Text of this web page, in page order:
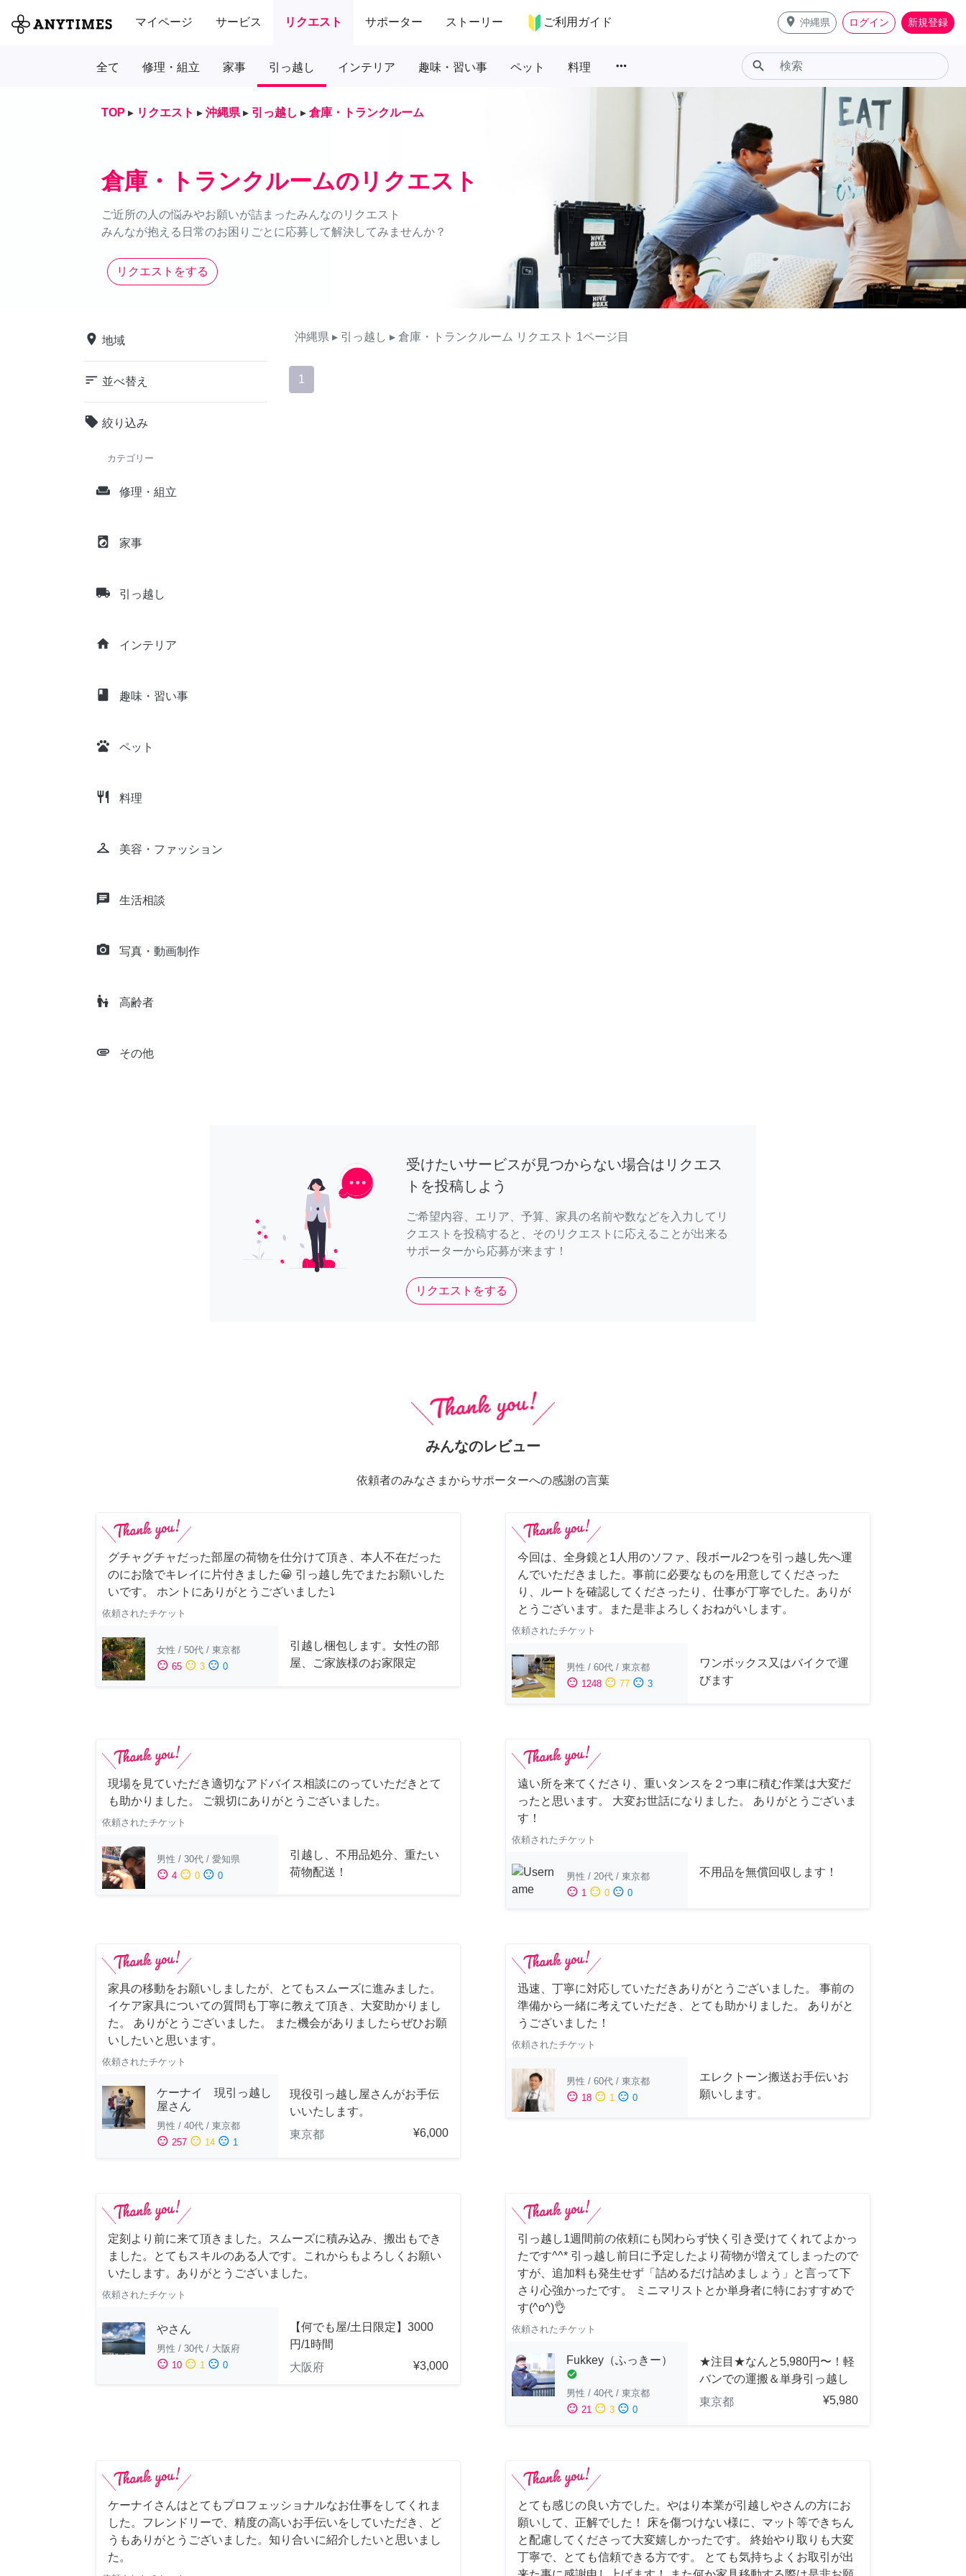
マイページ サービス リクエスト サポーター ストーリー ご利用ガイド place 沖縄県 ログイン 新規登録
全て 修理・組立 家事 引っ越し インテリア 趣味・習い事 ペット 料理 more_horiz search
TOP ▸ リクエスト ▸ 沖縄県 ▸ 引っ越し ▸ 倉庫・トランクルーム
倉庫・トランクルームのリクエスト
ご近所の人の悩みやお願いが詰まったみんなのリクエスト
みんなが抱える日常のお困りごとに応募して解決してみませんか？
リクエストをする
place 地域
sort 並べ替え
local_offer 絞り込み
カテゴリー
weekend 修理・組立
local_laundry_service 家事
local_shipping 引っ越し
home インテリア
class 趣味・習い事
pets ペット
restaurant 料理
checkroom 美容・ファッション
chat 生活相談
camera_alt 写真・動画制作
escalator_warning 高齢者
attachment その他
沖縄県 ▸ 引っ越し ▸ 倉庫・トランクルーム リクエスト 1ページ目
1
受けたいサービスが見つからない場合はリクエス
トを投稿しよう
ご希望内容、エリア、予算、家具の名前や数などを入力してリ
クエストを投稿すると、そのリクエストに応えることが出来る
サポーターから応募が来ます！
リクエストをする
みんなのレビュー
依頼者のみなさまからサポーターへの感謝の言葉
グチャグチャだった部屋の荷物を仕分けて頂き、本人不在だった
のにお陰でキレイに片付きました😀 引っ越し先でまたお願いした
いです。 ホントにありがとうございました⤵
依頼されたチケット
女性 / 50代 / 東京都
sentiment_satisfied 65 sentiment_neutral 3 sentiment_dissatisfied 0
引越し梱包します。女性の部
屋、ご家族様のお家限定
今回は、全身鏡と1人用のソファ、段ボール2つを引っ越し先へ運
んでいただきました。事前に必要なものを用意してくださった
り、ルートを確認してくださったり、仕事が丁寧でした。ありが
とうございます。また是非よろしくおねがいします。
依頼されたチケット
男性 / 60代 / 東京都
sentiment_satisfied 1248 sentiment_neutral 77 sentiment_dissatisfied 3
ワンボックス又はバイクで運
びます
現場を見ていただき適切なアドバイス相談にのっていただきとて
も助かりました。 ご親切にありがとうございました。
依頼されたチケット
男性 / 30代 / 愛知県
sentiment_satisfied 4 sentiment_neutral 0 sentiment_dissatisfied 0
引越し、不用品処分、重たい
荷物配送！
遠い所を来てくださり、重いタンスを２つ車に積む作業は大変だ
ったと思います。 大変お世話になりました。 ありがとうございま
す！
依頼されたチケット
男性 / 20代 / 東京都
sentiment_satisfied 1 sentiment_neutral 0 sentiment_dissatisfied 0
不用品を無償回収します！
家具の移動をお願いしましたが、とてもスムーズに進みました。
イケア家具についての質問も丁寧に教えて頂き、大変助かりまし
た。 ありがとうございました。 また機会がありましたらぜひお願
いしたいと思います。
依頼されたチケット
ケーナイ 現引っ越し
屋さん
男性 / 40代 / 東京都
sentiment_satisfied 257 sentiment_neutral 14 sentiment_dissatisfied 1
現役引っ越し屋さんがお手伝
いいたします。
東京都
¥6,000
迅速、丁寧に対応していただきありがとうございました。 事前の
準備から一緒に考えていただき、とても助かりました。 ありがと
うございました！
依頼されたチケット
男性 / 60代 / 東京都
sentiment_satisfied 18 sentiment_neutral 1 sentiment_dissatisfied 0
エレクトーン搬送お手伝いお
願いします。
定刻より前に来て頂きました。スムーズに積み込み、搬出もでき
ました。とてもスキルのある人です。これからもよろしくお願い
いたします。ありがとうございました。
依頼されたチケット
やさん
男性 / 30代 / 大阪府
sentiment_satisfied 10 sentiment_neutral 1 sentiment_dissatisfied 0
【何でも屋/土日限定】3000
円/1時間
大阪府
¥3,000
引っ越し1週間前の依頼にも関わらず快く引き受けてくれてよかっ
たです^^* 引っ越し前日に予定したより荷物が増えてしまったので
すが、追加料も発生せず「詰めるだけ詰めましょう」と言って下
さり心強かったです。 ミニマリストとか単身者に特におすすめで
す(^o^)👌
依頼されたチケット
Fukkey（ふっきー）
check_circle
男性 / 40代 / 東京都
sentiment_satisfied 21 sentiment_neutral 3 sentiment_dissatisfied 0
★注目★なんと5,980円〜！軽
バンでの運搬＆単身引っ越し
東京都
¥5,980
ケーナイさんはとてもプロフェッショナルなお仕事をしてくれま
した。フレンドリーで、精度の高いお手伝いをしていただき、ど
うもありがとうございました。知り合いに紹介したいと思いまし
た。
とても感じの良い方でした。やはり本業が引越しやさんの方にお
願いして、正解でした！ 床を傷つけない様に、マット等できちん
と配慮してくださって大変嬉しかったです。 終始やり取りも大変
丁寧で、とても信頼できる方です。 とても気持ちよくお取引が出